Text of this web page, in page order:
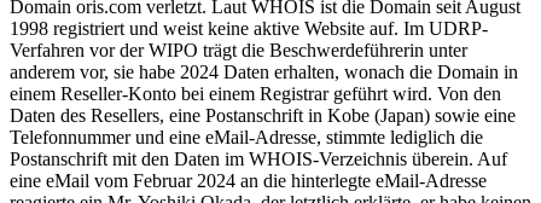
Domain oris.com verletzt. Laut WHOIS ist die Domain seit August
1998 registriert und weist keine aktive Website auf. Im UDRP-
Verfahren vor der WIPO trägt die Beschwerdeführerin unter
anderem vor, sie habe 2024 Daten erhalten, wonach die Domain in
einem Reseller-Konto bei einem Registrar geführt wird. Von den
Daten des Resellers, eine Postanschrift in Kobe (Japan) sowie eine
Telefonnummer und eine eMail-Adresse, stimmte lediglich die
Postanschrift mit den Daten im WHOIS-Verzeichnis überein. Auf
eine eMail vom Februar 2024 an die hinterlegte eMail-Adresse